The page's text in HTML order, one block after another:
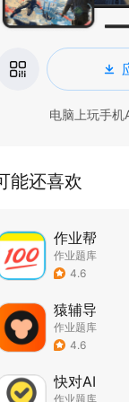
电脑上玩手机
能还喜欢
作业帮
作业题库
4.6
猿辅导
作业题库
4.6
快对AI
作业题库